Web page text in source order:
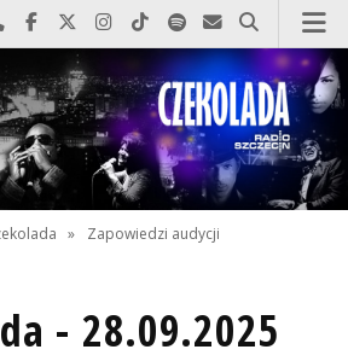
Najlepiej po prostu do nas zadzwoń
Odwiedź nas na Facebook-u
Odwiedź nas na X
Odwiedź nas na Instagram-ie
Odwiedź nas na TikTok-u
Szukaj nas na Spotify
Wyślij do nas
Szukaj
» Zapowiedzi audycji
- 28.09.2025